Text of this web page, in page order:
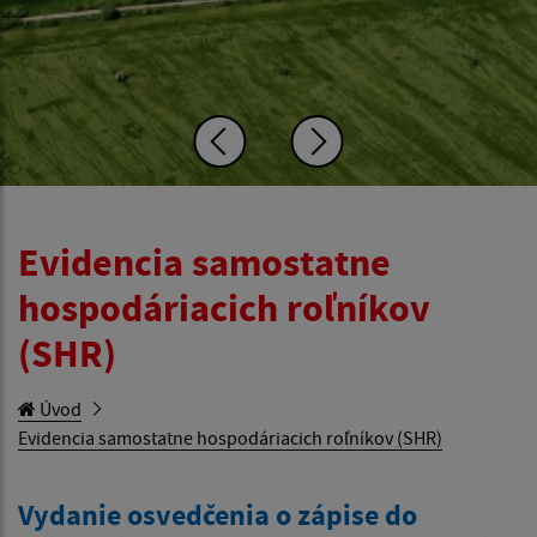
Evidencia samostatne
hospodáriacich roľníkov
(SHR)
Úvod
Evidencia samostatne hospodáriacich roľníkov (SHR)
Vydanie osvedčenia o zápise do